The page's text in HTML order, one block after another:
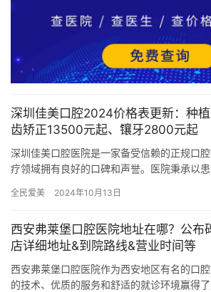
深圳佳美口腔2024价格表更新：种
齿矫正13500元起、镶牙2800元起
深圳佳美口腔医院是一家备受信赖的正规口
疗领域拥有良好的口碑和声誉。医院秉承以
者誉…
全民爱美 2024年10月13日
西安弗莱堡口腔医院地址在哪？公布
店详细地址&到院路线&营业时间等
西安弗莱堡口腔医院作为西安地区有名的口
的技术、优质的服务和舒适的就诊环境赢得